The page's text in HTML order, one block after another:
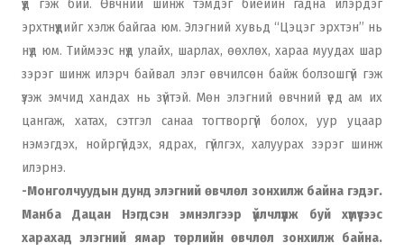
үүд гэж бий. Өвчний шинж тэмдэг биеийн гадна илэрдэг
эрхтнүүдийг хэлж байгаа юм. Элэгний хувьд “Цэцэг эрхтэн” нь
нүд юм. Тиймээс нүд улайх, шарлах, өөхлөх, хараа муудах шар
зэрэг шинж илэрч байвал элэг өвчилсөн байж болзошгүй гэж
үзэж эмчид хандах нь зүйтэй. Мөн элэгний өвчний үед ам их
цангаж, хатах, сэтгэл санаа тогтворгүй болох, уур уцаар
нэмэгдэх, нойргүйдэх, ядрах, гүйлгэх, халуурах зэрэг шинж
илэрнэ.
-Монголчуудын дунд элэгний өвчлөл зонхилж байна гэдэг.
Манба Дацан Нэгдсэн эмнэлгээр үйлчлүүлж буй хүмүүсээс
харахад элэгний ямар төрлийн өвчлөл зонхилж байна.